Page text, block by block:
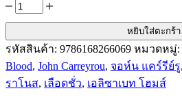
จำนวน
เลือด
ชั่ว(Bad
Blood)
ชิ้น
หยิบใส่ตะกร้า
รหัสสินค้า: 9786168266069 หมวดหมู่:
Blood, John Carreyrou, จอห์น แคร์รีย์รู,
ราโนส, เลือดชั่ว, เอลิซาเบท โฮมส์